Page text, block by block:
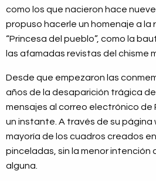
como los que nacieron hace
propuso hacerle un homenaje a la
“Princesa del pueblo”, como la
las afamadas revistas del chisme
Desde que empezaron las
años de la desaparición trágica
mensajes al correo electrónico de
un instante. A través de su página
mayoría de los cuadros creados
pinceladas, sin la menor intención
alguna.